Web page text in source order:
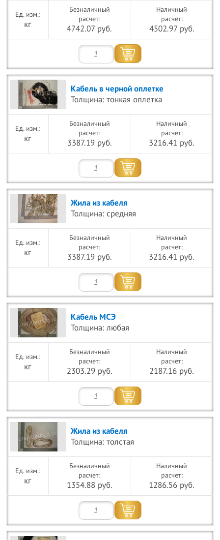
кг
Безналичный
расчет:
4742.07 руб.
Наличный
расчет:
4502.97 руб.
Кабель в черной оплетке
Толщина: тонкая оплетка
кг
Безналичный
расчет:
3387.19 руб.
Наличный
расчет:
3216.41 руб.
Жила из кабеля
Толщина: средняя
кг
Безналичный
расчет:
3387.19 руб.
Наличный
расчет:
3216.41 руб.
Кабель МСЭ
Толщина: любая
кг
Безналичный
расчет:
2303.29 руб.
Наличный
расчет:
2187.16 руб.
Жила из кабеля
Толщина: толстая
кг
Безналичный
расчет:
1354.88 руб.
Наличный
расчет:
1286.56 руб.